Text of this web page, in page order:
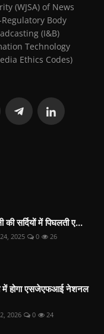
(WJSA) of News
Body
(I&B)
Technology
Ethics Codes)
की सर्दियों में पिघलती ए...
2025 0 26
में होगा एसजेएफआई नेशनल
2026 0 24